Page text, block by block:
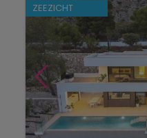
ZEEZICHT